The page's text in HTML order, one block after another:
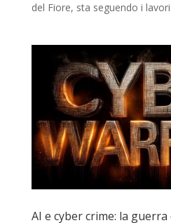
del Fiore, sta seguendo i lavori
AI e cyber crime: la